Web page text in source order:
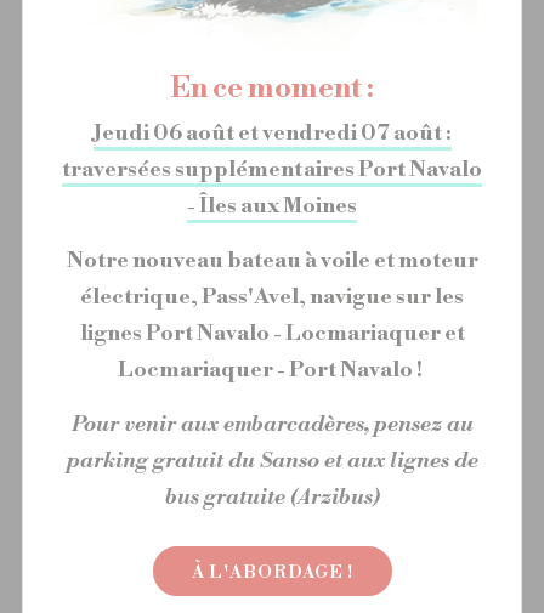
Conclusion
Le marché alimentaire de Vannes est un incontournable
pour les amateurs de gastronomie locale. C'est un
endroit où l'on peut découvrir les saveurs et les produits
locaux et en contribuant à une économie locale et
durable.
Photos & images : © A.Lamoureux – Golfe du Morbihan
En ce moment :
Jeudi 06 août et vendredi 07 août :
traversées supplémentaires Port Navalo
- Îles aux Moines
Notre nouveau bateau à voile et moteur
électrique, Pass'Avel, navigue sur les
lignes Port Navalo - Locmariaquer et
Locmariaquer - Port Navalo !
Pour venir aux embarcadères, pensez au
parking gratuit du Sanso et aux lignes de
bus gratuite (Arzibus)
À L'ABORDAGE !